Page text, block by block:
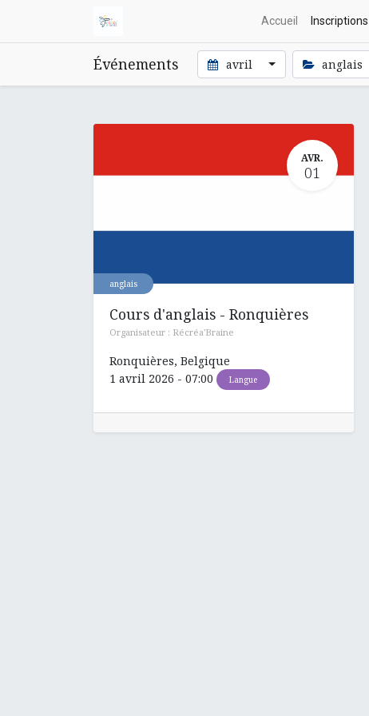
Accueil Inscriptions
Événements avril anglais
AVR.
01
anglais
Cours d'anglais - Ronquières
Organisateur : Récréa'Braine
Ronquières, Belgique
1 avril 2026 - 07:00 Langue